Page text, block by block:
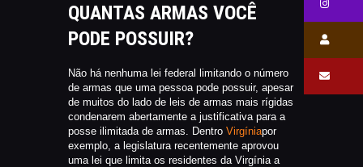
QUANTAS ARMAS VOCÊ
PODE POSSUIR?
Não há nenhuma lei federal limitando o número
de armas que uma pessoa pode possuir, apesar
de muitos do lado de leis de armas mais rígidas
condenarem abertamente a justificativa para a
posse ilimitada de armas. Dentro Virgíniapor
exemplo, a legislatura recentemente aprovou
uma lei que limita os residentes da Virgínia a